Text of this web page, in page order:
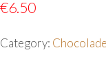
€6.50
Category: